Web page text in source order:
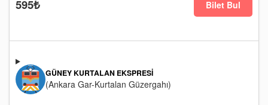
595₺ Bilet Bul
GÜNEY KURTALAN EKSPRESI
(Ankara Gar-Kurtalan Güzergahı)